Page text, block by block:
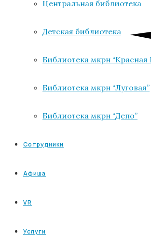
Центральная библиотека
Детская библиотека
Библиотека мкрн “Красная
Библиотека мкрн “Луговая”
Библиотека мкрн “Депо”
Сотрудники
Афиша
VR
Услуги